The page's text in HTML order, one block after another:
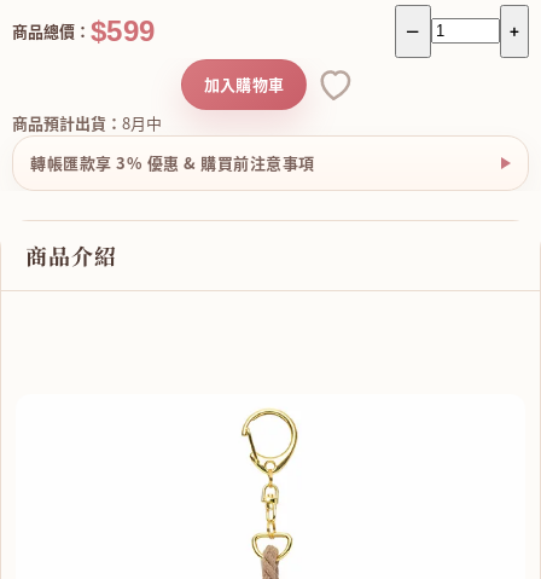
－ +
商品總價： $599
商品預計出貨： 8月中
加入購物車
轉帳匯款享 3% 優惠 & 購買前注意事項
商品介紹